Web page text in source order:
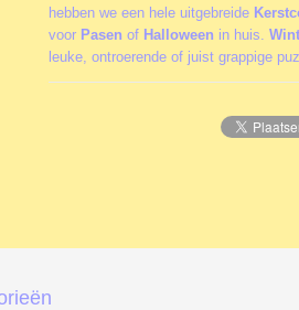
hebben we een hele uitgebreide
voor Pasen of Halloween in huis.
leuke, ontroerende of juist grappige